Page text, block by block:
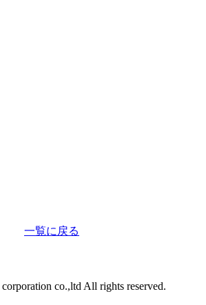
一覧に戻る
co.,ltd All rights reserved.